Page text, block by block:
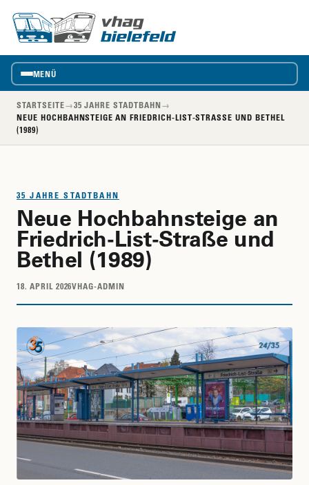
MENÜ
STARTSEITE→35 JAHRE STADTBAHN→
NEUE HOCHBAHNSTEIGE AN FRIEDRICH-LIST-STRASSE UND BETHEL (
1989)
35 JAHRE STADTBAHN
Neue Hochbahnsteige an
Friedrich-List-Straße und
Bethel (1989)
18. APRIL 2026VHAG-ADMIN